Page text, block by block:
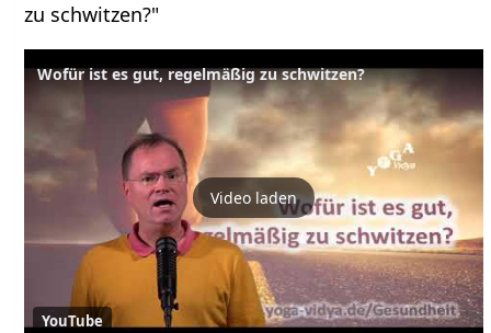
zu schwitzen?"
Wofür ist es gut, regelmäßig zu schwitzen?
Video laden
YouTube